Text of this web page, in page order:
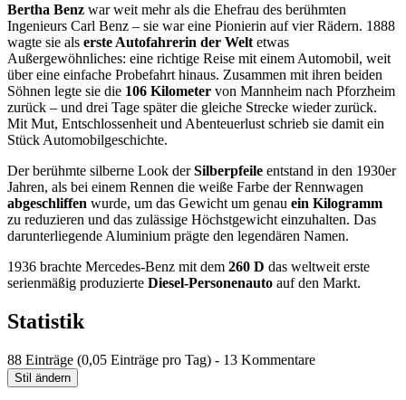
Bertha Benz war weit mehr als die Ehefrau des berühmten
Ingenieurs Carl Benz – sie war eine Pionierin auf vier Rädern. 1888
wagte sie als erste Autofahrerin der Welt etwas
Außergewöhnliches: eine richtige Reise mit einem Automobil, weit
über eine einfache Probefahrt hinaus. Zusammen mit ihren beiden
Söhnen legte sie die 106 Kilometer von Mannheim nach Pforzheim
zurück – und drei Tage später die gleiche Strecke wieder zurück.
Mit Mut, Entschlossenheit und Abenteuerlust schrieb sie damit ein
Stück Automobilgeschichte.
Der berühmte silberne Look derSilberpfeile entstand in den 1930er
Jahren, als bei einem Rennen die weiße Farbe der Rennwagen
abgeschliffen wurde, um das Gewicht um genau ein Kilogramm
zu reduzieren und das zulässige Höchstgewicht einzuhalten. Das
darunterliegende Aluminium prägte den legendären Namen.
1936 brachte Mercedes-Benz mit dem 260 D das weltweit erste
serienmäßig produzierte Diesel-Personenauto auf den Markt.
Statistik
88 Einträge (0,05 Einträge pro Tag) - 13 Kommentare
Stil ändern